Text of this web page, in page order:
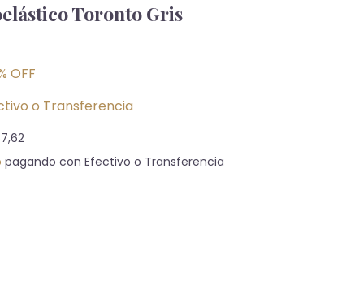
Toronto Gris
OFF
o Transferencia
pagando con Efectivo o Transferencia